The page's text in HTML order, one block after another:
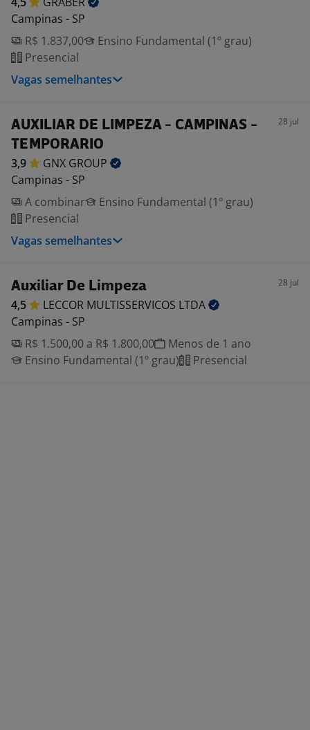
Campinas - SP
R$ 1.837,00
Ensino Fundamental (1º grau)
Presencial
Vagas semelhantes
AUXILIAR DE LIMPEZA - CAMPINAS -
TEMPORARIO
28 jul
3,9 GNX GROUP
Campinas - SP
A combinar
Ensino Fundamental (1º grau)
Presencial
Vagas semelhantes
Auxiliar De Limpeza 28 jul
4,5 LECCOR MULTISSERVICOS LTDA
Campinas - SP
R$ 1.500,00 a R$ 1.800,00
Menos de 1 ano
Ensino Fundamental (1º grau)
Presencial